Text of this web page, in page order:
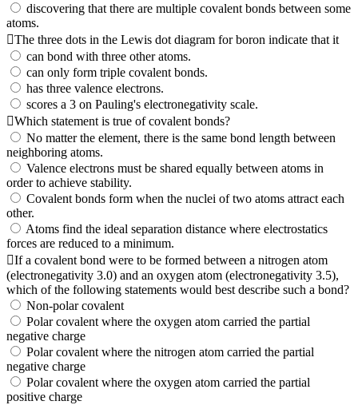
discovering that there are multiple covalent bonds between some
atoms.
The three dots in the Lewis dot diagram for boron indicate that it
can bond with three other atoms.
can only form triple covalent bonds.
has three valence electrons.
scores a 3 on Pauling's electronegativity scale.
Which statement is true of covalent bonds?
No matter the element, there is the same bond length between
neighboring atoms.
Valence electrons must be shared equally between atoms in
order to achieve stability.
Covalent bonds form when the nuclei of two atoms attract each
other.
Atoms find the ideal separation distance where electrostatics
forces are reduced to a minimum.
If a covalent bond were to be formed between a nitrogen atom
(electronegativity 3.0) and an oxygen atom (electronegativity 3.5),
which of the following statements would best describe such a bond?
Non-polar covalent
Polar covalent where the oxygen atom carried the partial
negative charge
Polar covalent where the nitrogen atom carried the partial
negative charge
Polar covalent where the oxygen atom carried the partial
positive charge